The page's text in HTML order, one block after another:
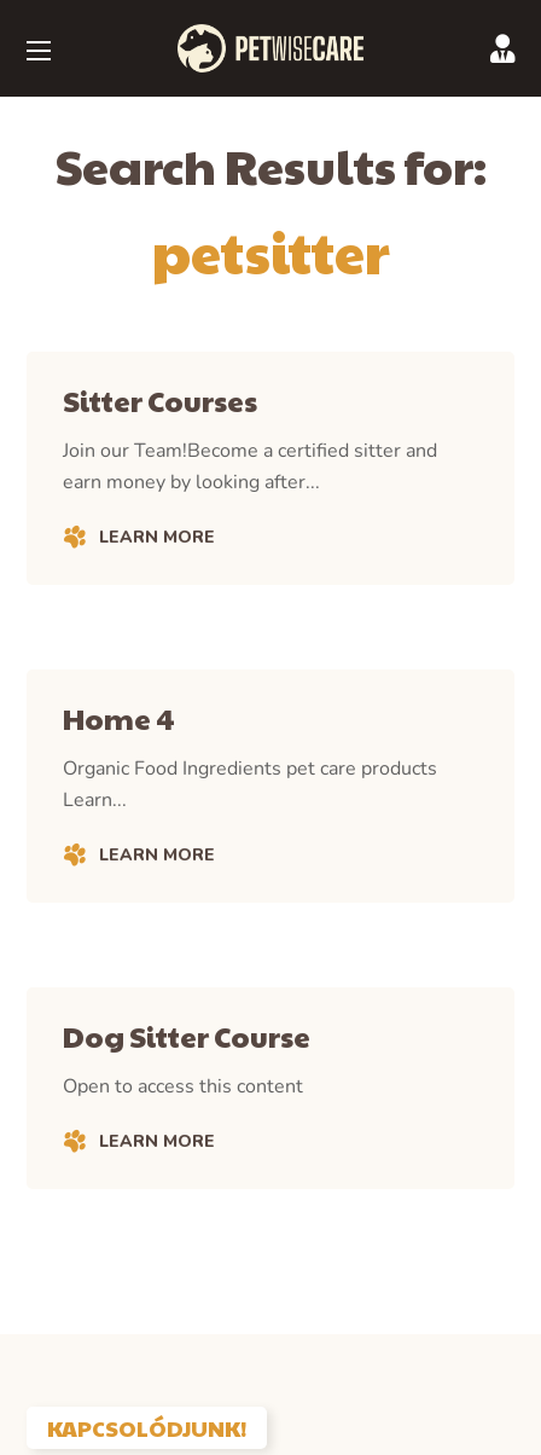
Search Results for:
petsitter
Sitter Courses
Join our Team!Become a certified sitter and
earn money by looking after...
LEARN MORE
Home 4
Organic Food Ingredients pet care products
Learn...
LEARN MORE
Dog Sitter Course
Open to access this content
LEARN MORE
KAPCSOLÓDJUNK!